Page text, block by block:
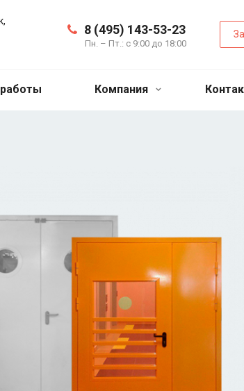
8 (495) 143-53-23
Пн. – Пт.: с 9:00 до 18:00
Компания